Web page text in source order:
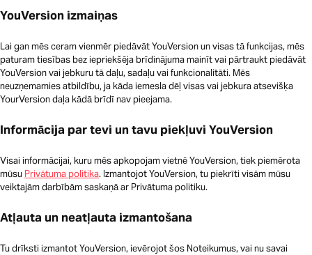
YouVersion izmaiņas
Lai gan mēs ceram vienmēr piedāvāt YouVersion un visas tā funkcijas, mēs
paturam tiesības bez iepriekšēja brīdinājuma mainīt vai pārtraukt piedāvāt
YouVersion vai jebkuru tā daļu, sadaļu vai funkcionalitāti. Mēs
neuzņemamies atbildību, ja kāda iemesla dēļ visas vai jebkura atsevišķa
YourVersion daļa kādā brīdī nav pieejama.
Informācija par tevi un tavu piekļuvi YouVersion
Visai informācijai, kuru mēs apkopojam vietnē YouVersion, tiek piemērota
mūsu Privātuma politika. Izmantojot YouVersion, tu piekrīti visām mūsu
veiktajām darbībām saskaņā ar Privātuma politiku.
Atļauta un neatļauta izmantošana
Tu drīksti izmantot YouVersion, ievērojot šos Noteikumus, vai nu savai